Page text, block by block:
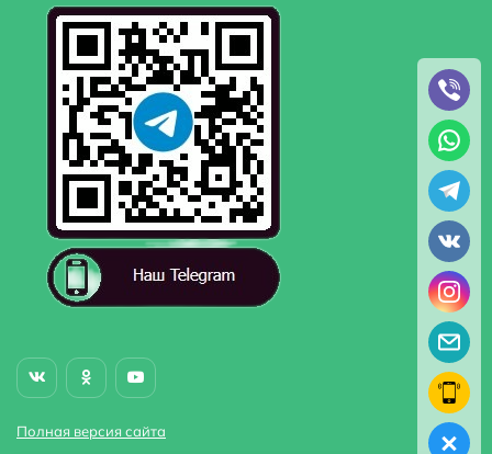
Полная версия сайта